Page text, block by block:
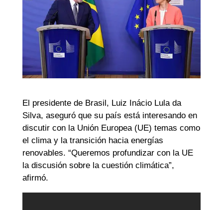
El presidente de Brasil, Luiz Inácio Lula da
Silva, aseguró que su país está interesando en
discutir con la Unión Europea (UE) temas como
el clima y la transición hacia energías
renovables. “Queremos profundizar con la UE
la discusión sobre la cuestión climática”,
afirmó.